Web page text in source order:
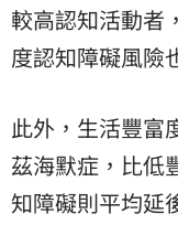
較高認知活動者
度認知障礙風險
此外，生活豐富
茲海默症，比低
知障礙則平均延